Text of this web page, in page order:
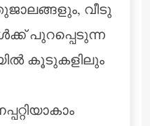
വീടു
പുറപ്പെടുന്ന
കൂടുകളിലും